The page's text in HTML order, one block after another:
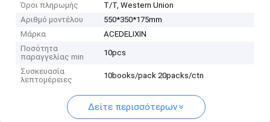
Όροι πληρωμής
T/T, Western Union
Αριθμό μοντέλου
550*350*175mm
Μάρκα
ACEDELIXIN
Ποσότητα
παραγγελίας min
10pcs
Συσκευασία
λεπτομέρειες
10books/pack 20packs/ctn
Δείτε περισσότερων